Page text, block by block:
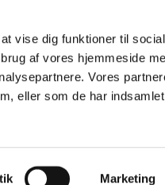
vise dig funktioner til
af vores hjemmeside
Vores
eller som de har
Marketing
Kontakt
1457 København K
T. 53 52 99 00